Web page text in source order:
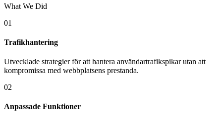
What We Did
01
Trafikhantering
Utvecklade strategier för att hantera användartrafikspikar utan att
kompromissa med webbplatsens prestanda.
02
Anpassade Funktioner